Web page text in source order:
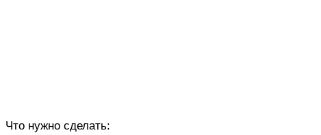
Что нужно сделать: